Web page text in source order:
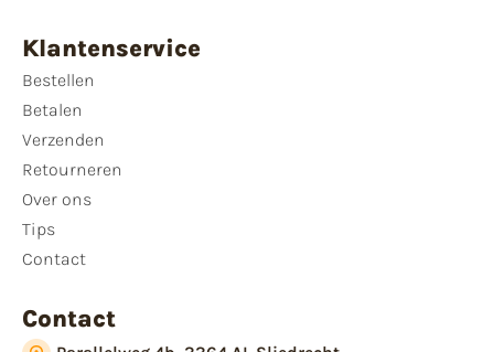
Klantenservice
Bestellen
Betalen
Verzenden
Retourneren
Over ons
Tips
Contact
Contact